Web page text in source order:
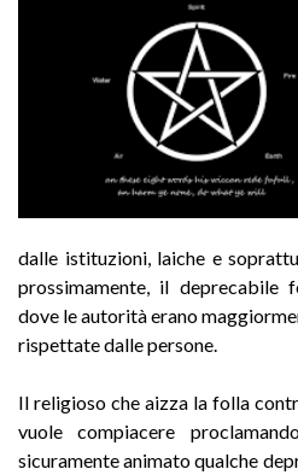
dalle istituzioni, laiche e
prossimamente, il deprecabile
dove le autorità erano
rispettate dalle persone.
Il religioso che aizza la folla
vuole compiacere
sicuramente animato qualche